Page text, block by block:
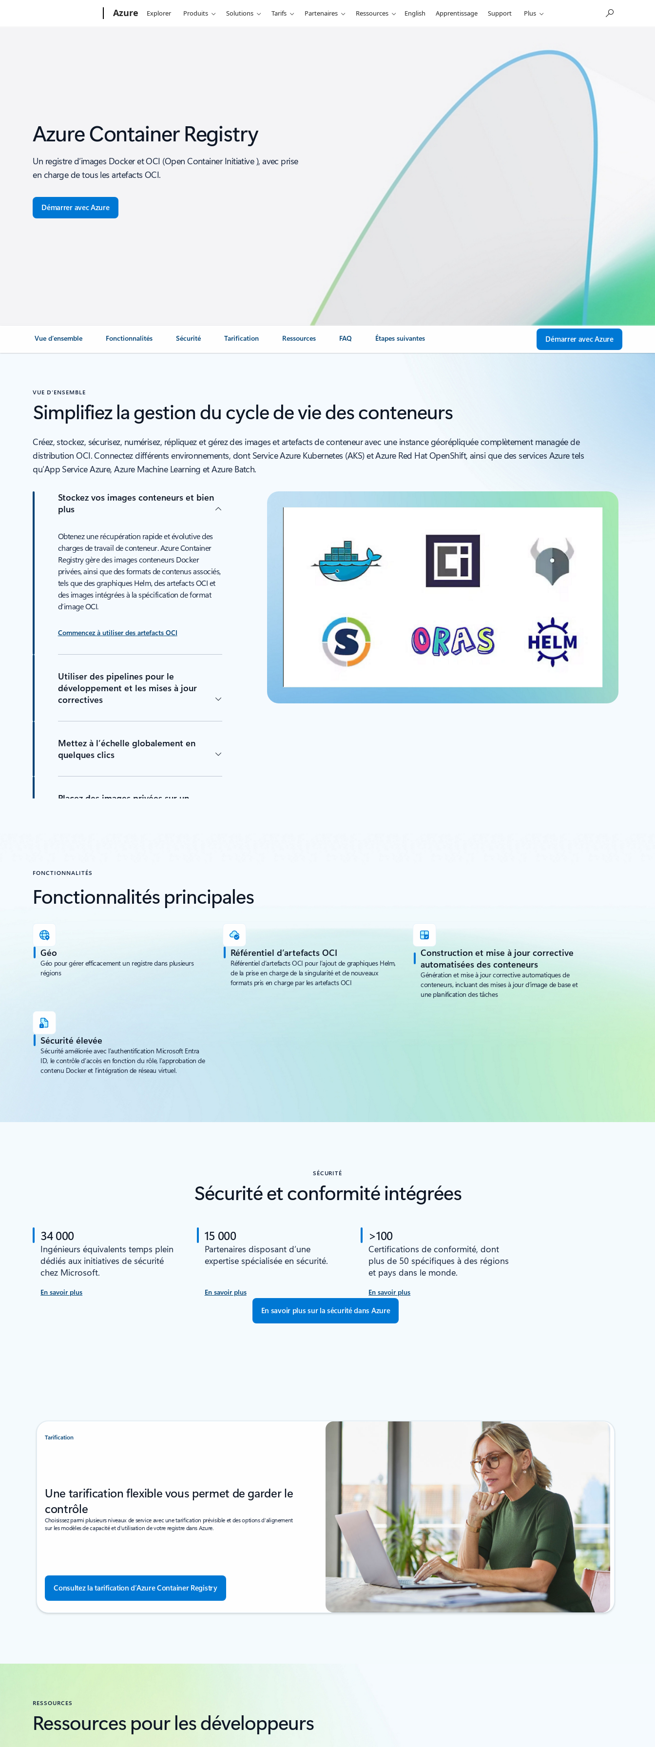
Azure Explorer Produits Solutions Tarifs Partenaires Ressources English Apprentissage Support Plus
Azure Container Registry
Un registre d’images Docker et OCI (Open Container Initiative ), avec prise
en charge de tous les artefacts OCI.
Démarrer avec Azure
Vue d’ensemble Fonctionnalités Sécurité Tarification Ressources FAQ Étapes suivantes Démarrer avec Azure
VUE D’ENSEMBLE
Simplifiez la gestion du cycle de vie des conteneurs
Créez, stockez, sécurisez, numérisez, répliquez et gérez des images et artefacts de conteneur avec une instance géorépliquée complètement managée de
distribution OCI. Connectez différents environnements, dont Service Azure Kubernetes (AKS) et Azure Red Hat OpenShift, ainsi que des services Azure tels
qu’App Service Azure, Azure Machine Learning et Azure Batch.
Stockez vos images conteneurs et bien
plus
Obtenez une récupération rapide et évolutive des
charges de travail de conteneur. Azure Container
Registry gère des images conteneurs Docker
privées, ainsi que des formats de contenus associés,
tels que des graphiques Helm, des artefacts OCI et
des images intégrées à la spécification de format
d’image OCI.
Commencez à utiliser des artefacts OCI
Utiliser des pipelines pour le
développement et les mises à jour
correctives
Mettez à l’échelle globalement en
quelques clics
Placez des images privées sur un
Docker
FONCTIONNALITÉS
Fonctionnalités principales
Géo
Géo pour gérer efficacement un registre dans plusieurs
régions
Référentiel d’artefacts OCI
Référentiel d’artefacts OCI pour l’ajout de graphiques Helm,
de la prise en charge de la singularité et de nouveaux
formats pris en charge par les artefacts OCI
Construction et mise à jour corrective
automatisées des conteneurs
Génération et mise à jour corrective automatiques de
conteneurs, incluant des mises à jour d’image de base et
une planification des tâches
Sécurité élevée
Sécurité améliorée avec l’authentification Microsoft Entra
ID, le contrôle d’accès en fonction du rôle, l’approbation de
contenu Docker et l’intégration de réseau virtuel.
SÉCURITÉ
Sécurité et conformité intégrées
34 000
Ingénieurs équivalents temps plein
dédiés aux initiatives de sécurité
chez Microsoft.
En savoir plus
15 000
Partenaires disposant d’une
expertise spécialisée en sécurité.
En savoir plus
>100
Certifications de conformité, dont
plus de 50 spécifiques à des régions
et pays dans le monde.
En savoir plus
En savoir plus sur la sécurité dans Azure
Tarification
Une tarification flexible vous permet de garder le
contrôle
Choisissez parmi plusieurs niveaux de service avec une tarification prévisible et des options d’alignement
sur les modèles de capacité et d’utilisation de votre registre dans Azure.
Consultez la tarification d’Azure Container Registry
RESSOURCES
Ressources pour les développeurs